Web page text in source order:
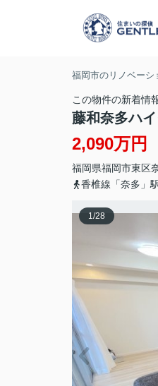
福岡市のリノベーシ
この物件の新着情
藤和奈多ハ
2,090万円
福岡県福岡市東区
香椎線「奈多」
1/28